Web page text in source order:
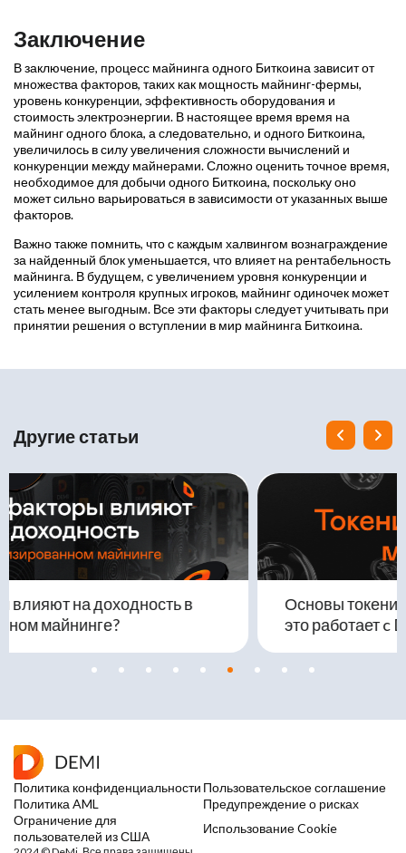
Заключение
В заключение, процесс майнинга одного Биткоина зависит от
множества факторов, таких как мощность майнинг-фермы,
уровень конкуренции, эффективность оборудования и
стоимость электроэнергии. В настоящее время время на
майнинг одного блока, а следовательно, и одного Биткоина,
увеличилось в силу увеличения сложности вычислений и
конкуренции между майнерами. Сложно оценить точное время,
необходимое для добычи одного Биткоина, поскольку оно
может сильно варьироваться в зависимости от указанных выше
факторов.
Важно также помнить, что с каждым халвингом вознаграждение
за найденный блок уменьшается, что влияет на рентабельность
майнинга. В будущем, с увеличением уровня конкуренции и
усилением контроля крупных игроков, майнинг одиночек может
стать менее выгодным. Все эти факторы следует учитывать при
принятии решения о вступлении в мир майнинга Биткоина.
Другие статьи
Основы токенизированного майнинга: Как
это работает c DeMi Токеном
Политика конфиденциальности Пользовательское соглашение
Политика AML
Предупреждение о рисках
Ограничение для
пользователей из США
Использование Cookie